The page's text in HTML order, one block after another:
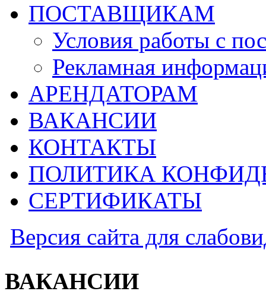
ПОСТАВЩИКАМ
Условия работы с
Рекламная
АРЕНДАТОРАМ
ВАКАНСИИ
КОНТАКТЫ
ПОЛИТИКА
СЕРТИФИКАТЫ
Версия сайта для
ВАКАНСИИ